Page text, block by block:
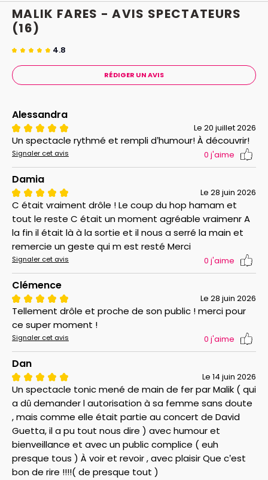
MALIK FARES - AVIS SPECTATEURS
(16)
4.8
RÉDIGER UN AVIS
Alessandra
Le 20 juillet 2026
Un spectacle rythmé et rempli d’humour! À découvrir!
Signaler cet avis 0 j'aime
Damia
Le 28 juin 2026
C était vraiment drôle ! Le coup du hop hamam et
tout le reste C était un moment agréable vraimenr A
la fin il était là à la sortie et il nous a serré la main et
remercie un geste qui m est resté Merci
Signaler cet avis 0 j'aime
Clémence
Le 28 juin 2026
Tellement drôle et proche de son public ! merci pour
ce super moment !
Signaler cet avis 0 j'aime
Dan
Le 14 juin 2026
Un spectacle tonic mené de main de fer par Malik ( qui
a dû demander l autorisation à sa femme sans doute
, mais comme elle était partie au concert de David
Guetta, il a pu tout nous dire ) avec humour et
bienveillance et avec un public complice ( euh
presque tous ) À voir et revoir , avec plaisir Que c’est
bon de rire !!!!( de presque tout )